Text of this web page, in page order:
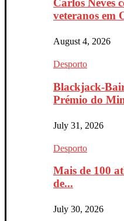
Carlos Neves
veteranos em
August 4, 2026
Desporto
Blackjack-
Prémio do
July 31, 2026
Desporto
Mais de 100
de...
July 30, 2026